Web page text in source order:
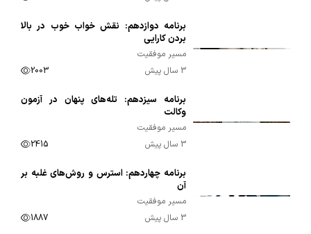
برنامه دوازدهم: نقش خواب خوب در بالا
بردن کارایی
مسیر موفقیت
3 سال پیش
2003
برنامه سیزدهم: تله‌های پنهان در آزمون
وکالت
مسیر موفقیت
3 سال پیش
2415
برنامه چهاردهم: استرس و روش‌های غلبه بر
آن
مسیر موفقیت
3 سال پیش
1887